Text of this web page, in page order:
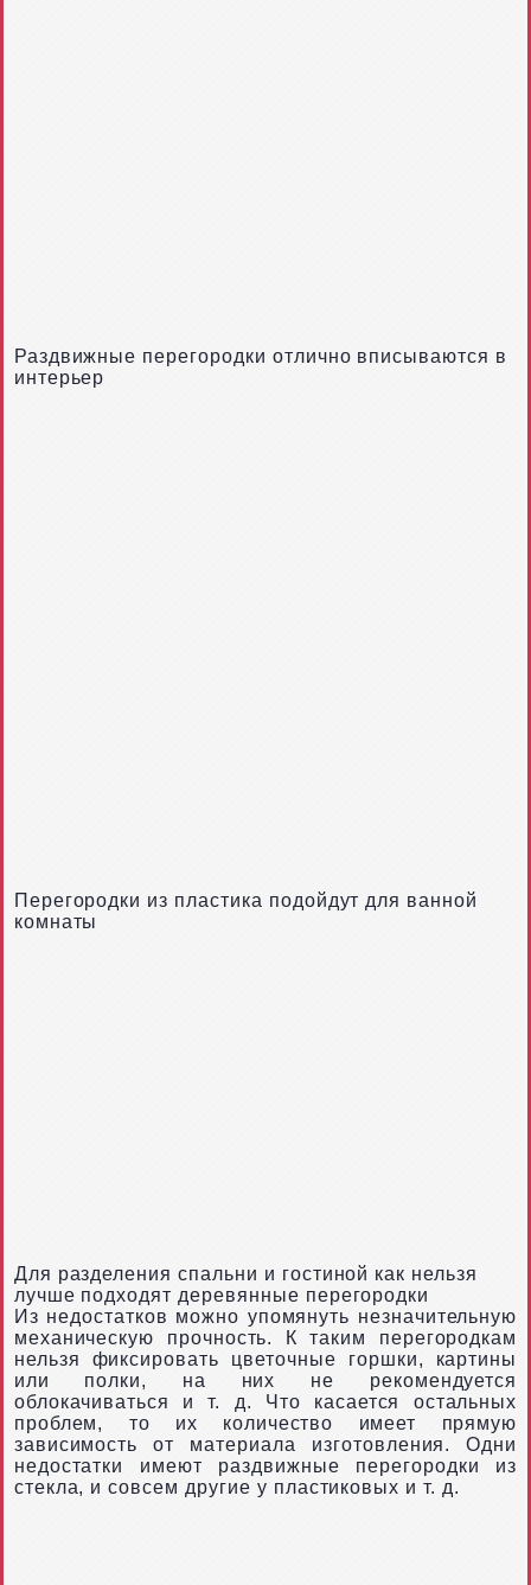
Раздвижные перегородки отлично вписываются в
интерьер
Перегородки из пластика подойдут для ванной
комнаты
Для разделения спальни и гостиной как нельзя
лучше подходят деревянные перегородки
Из недостатков можно упомянуть незначительную
механическую прочность. К таким перегородкам
нельзя фиксировать цветочные горшки, картины
или полки, на них не рекомендуется
облокачиваться и т. д. Что касается остальных
проблем, то их количество имеет прямую
зависимость от материала изготовления. Одни
недостатки имеют раздвижные перегородки из
стекла, и совсем другие у пластиковых и т. д.